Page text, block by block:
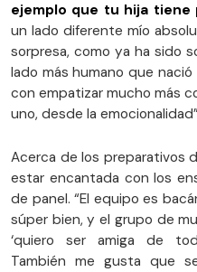
ejemplo que tu hija tiene
un lado diferente mío
sorpresa, como ya ha sido
lado más humano que
con empatizar mucho más
uno, desde la
Acerca de los preparativos
estar encantada con los
de panel. “El equipo es
súper bien, y el grupo de
‘quiero ser amiga de
También me gusta que